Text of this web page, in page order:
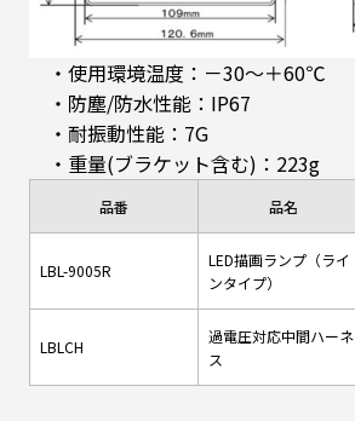
・使用環境温度：－30～＋60℃
・防塵/防水性能：IP67
・耐振動性能：7G
・重量(ブラケット含む)：223g
品番 品名
LBL-9005R
LED描画ランプ（ライ
ンタイプ）
LBLCH
過電圧対応中間ハーネ
ス